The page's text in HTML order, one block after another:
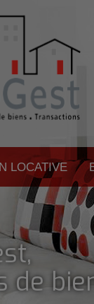
LOCATIVE
de